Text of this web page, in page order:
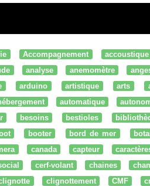
Accompagnement accoustique
analyse anemomètre
arduino artistique arts
automatique
besoins bestioles
booter bord de mer
canada capteur
cerf-volant chaines
clignottement CMF